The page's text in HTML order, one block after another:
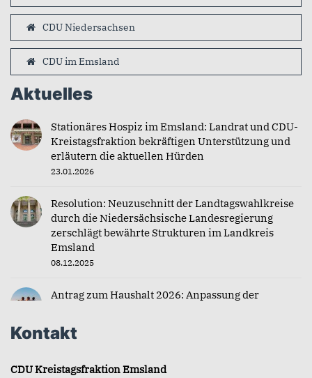
CDU Niedersachsen
CDU im Emsland
Aktuelles
Stationäres Hospiz im Emsland: Landrat und CDU-
Kreistagsfraktion bekräftigen Unterstützung und
erläutern die aktuellen Hürden
23.01.2026
Resolution: Neuzuschnitt der Landtagswahlkreise
durch die Niedersächsische Landesregierung
zerschlägt bewährte Strukturen im Landkreis
Emsland
08.12.2025
Antrag zum Haushalt 2026: Anpassung der
04.12.2025
Kontakt
CDU Kreistagsfraktion Emsland